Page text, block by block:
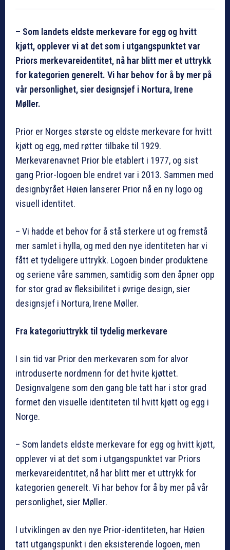
– Som landets eldste merkevare for egg og hvitt
kjøtt, opplever vi at det som i utgangspunktet var
Priors merkevareidentitet, nå har blitt mer et uttrykk
for kategorien generelt. Vi har behov for å by mer på
vår personlighet, sier designsjef i Nortura, Irene
Møller.
Prior er Norges største og eldste merkevare for hvitt
kjøtt og egg, med røtter tilbake til 1929.
Merkevarenavnet Prior ble etablert i 1977, og sist
gang Prior-logoen ble endret var i 2013. Sammen med
designbyrået Høien lanserer Prior nå en ny logo og
visuell identitet.
– Vi hadde et behov for å stå sterkere ut og fremstå
mer samlet i hylla, og med den nye identiteten har vi
fått et tydeligere uttrykk. Logoen binder produktene
og seriene våre sammen, samtidig som den åpner opp
for stor grad av fleksibilitet i øvrige design, sier
designsjef i Nortura, Irene Møller.
Fra kategoriuttrykk til tydelig merkevare
I sin tid var Prior den merkevaren som for alvor
introduserte nordmenn for det hvite kjøttet.
Designvalgene som den gang ble tatt har i stor grad
formet den visuelle identiteten til hvitt kjøtt og egg i
Norge.
– Som landets eldste merkevare for egg og hvitt kjøtt,
opplever vi at det som i utgangspunktet var Priors
merkevareidentitet, nå har blitt mer et uttrykk for
kategorien generelt. Vi har behov for å by mer på vår
personlighet, sier Møller.
I utviklingen av den nye Prior-identiteten, har Høien
tatt utgangspunkt i den eksisterende logoen, men